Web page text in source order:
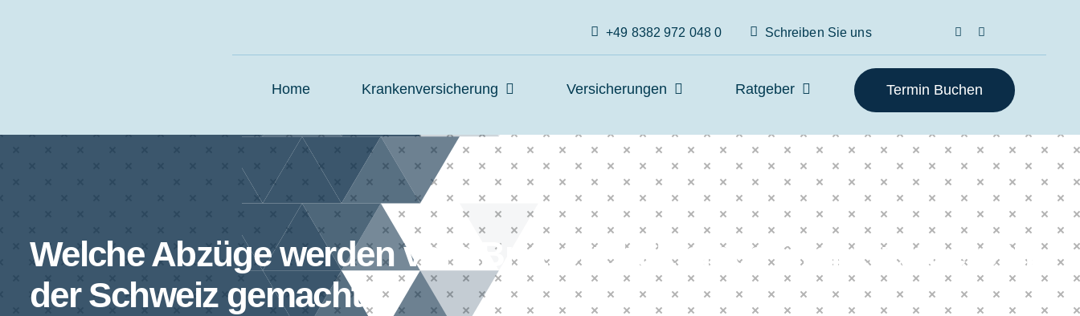
+49 8382 972 048 0 Schreiben Sie uns
Home Krankenversicherung Versicherungen Ratgeber Termin Buchen
Welche Abzüge werden vom Bruttogehalt eines Grenzgängers in
der Schweiz gemacht?